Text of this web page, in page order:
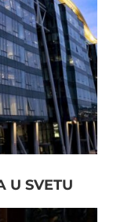
U SVETU